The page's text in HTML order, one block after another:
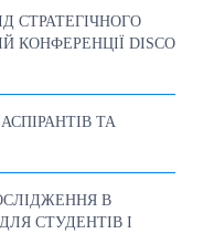
СТРАТЕГІЧНОГО
КОНФЕРЕНЦІЇ DISCO
ТА
В
СТУДЕНТІВ І